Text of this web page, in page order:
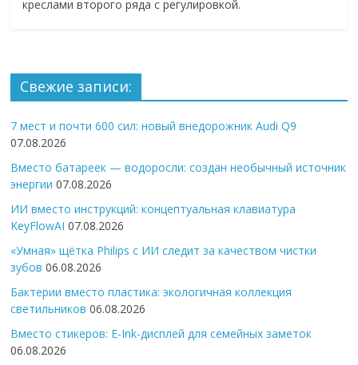
креслами второго ряда с регулировкой.
Свежие записи:
7 мест и почти 600 сил: новый внедорожник Audi Q9
07.08.2026
Вместо батареек — водоросли: создан необычный источник
энергии 07.08.2026
ИИ вместо инструкций: концептуальная клавиатура
KeyFlowAI 07.08.2026
«Умная» щётка Philips с ИИ следит за качеством чистки
зубов 06.08.2026
Бактерии вместо пластика: экологичная коллекция
светильников 06.08.2026
Вместо стикеров: E-Ink-дисплей для семейных заметок
06.08.2026